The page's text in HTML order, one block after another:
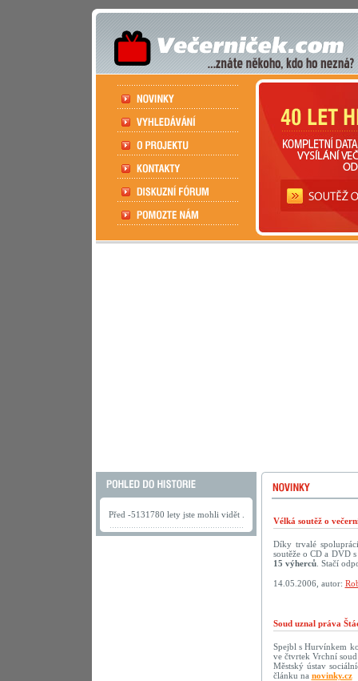
Před -5131780 lety jste mohli vidět .
Vélká soutěž o
Díky trvalé
soutěže o CD a DVD
15 výherců. Stačí
14.05.2006, autor:
Soud uznal práva
Spejbl s Hurvínkem
ve čtvrtek Vrchní
Městský ústav
článku na novinky.cz